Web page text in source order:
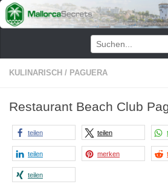
Zum Inhalt springen
KULINARISCH / PAGUERA
Restaurant Beach Club
teilen teilen
teilen merken
teilen